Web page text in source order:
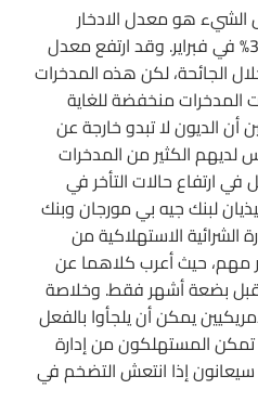
الشيء هو معدل الادخار
الشخصي، الذي انخفض إلى 3.6% في فبراير. وقد ارتفع معدل
الجائحة، لكن هذه المدخرات
المدخرات منخفضة للغاية
أن الديون لا تبدو خارجة عن
لديهم الكثير من المدخرات
ارتفاع حالات التأخر في
لبنك جيه بي مورجان وبنك
الشرائية الاستهلاكية من
مهم، حيث أعرب كلاهما عن
بضعة أشهر فقط. وخلاصة
يمكن أن يلجأوا بالفعل
تمكن المستهلكون من إدارة
2023، لكنهم سيعانون إذا انتعش التضخم في